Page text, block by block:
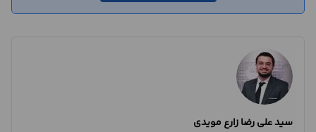
سید علی رضا زارع مویدی